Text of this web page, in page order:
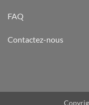
FAQ
Contactez-nous